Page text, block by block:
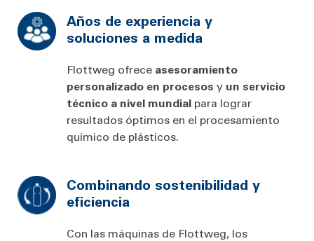
Años de experiencia y
soluciones a medida
Flottweg ofrece asesoramiento
personalizado en procesos y un servicio
técnico a nivel mundial para lograr
resultados óptimos en el procesamiento
químico de plásticos.
Combinando sostenibilidad y
eficiencia
Con las máquinas de Flottweg, los